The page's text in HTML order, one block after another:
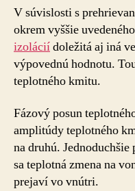
V súvislosti s
okrem vyššie
izoláciídoležitá aj iná
výpovednú hodnotu.
teplotného kmitu.
Fázový posun
amplitúdy teplotného
na druhú.
sa teplotná zmena na
prejaví vo vnútri.